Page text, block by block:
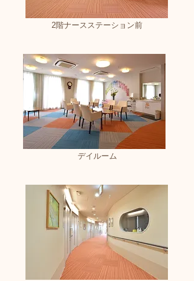
2階ナースステーション前
デイルーム